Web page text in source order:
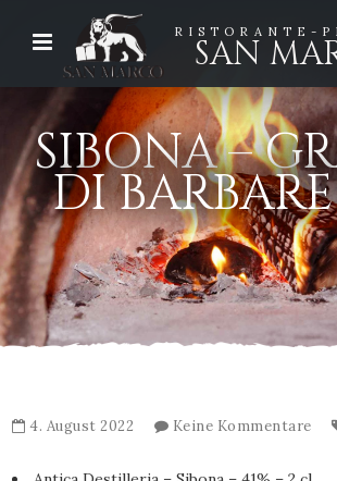
RISTORANTE-
SAN
SIBONA –
DI
4. August 2022 Keine Kommentare